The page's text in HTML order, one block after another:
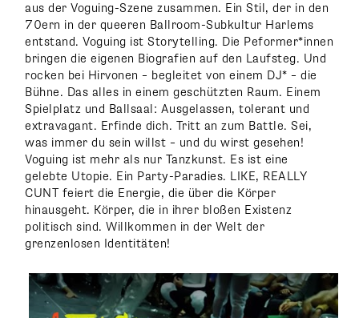
aus der Voguing-Szene zusammen. Ein Stil, der in den
70ern in der queeren Ballroom-Subkultur Harlems
entstand. Voguing ist Storytelling. Die Peformer*innen
bringen die eigenen Biografien auf den Laufsteg. Und
rocken bei Hirvonen – begleitet von einem DJ* – die
Bühne. Das alles in einem geschützten Raum. Einem
Spielplatz und Ballsaal: Ausgelassen, tolerant und
extravagant. Erfinde dich. Tritt an zum Battle. Sei,
was immer du sein willst – und du wirst gesehen!
Voguing ist mehr als nur Tanzkunst. Es ist eine
gelebte Utopie. Ein Party-Paradies. LIKE, REALLY
CUNT feiert die Energie, die über die Körper
hinausgeht. Körper, die in ihrer bloßen Existenz
politisch sind. Willkommen in der Welt der
grenzenlosen Identitäten!